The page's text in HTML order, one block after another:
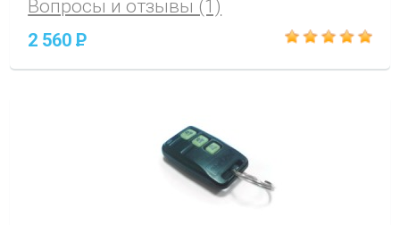
Вопросы и отзывы (1)
2 560P